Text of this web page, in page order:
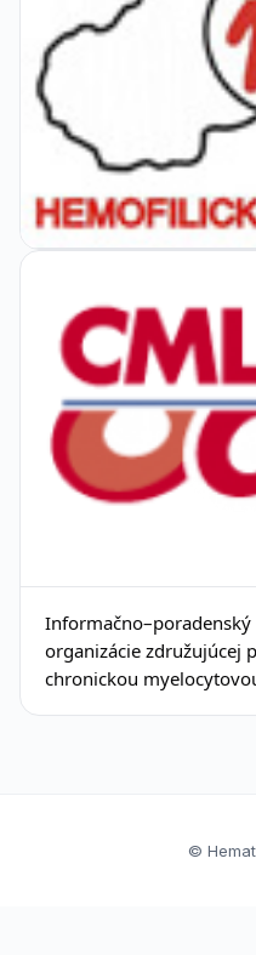
organizácie združujúcej
chronickou
©